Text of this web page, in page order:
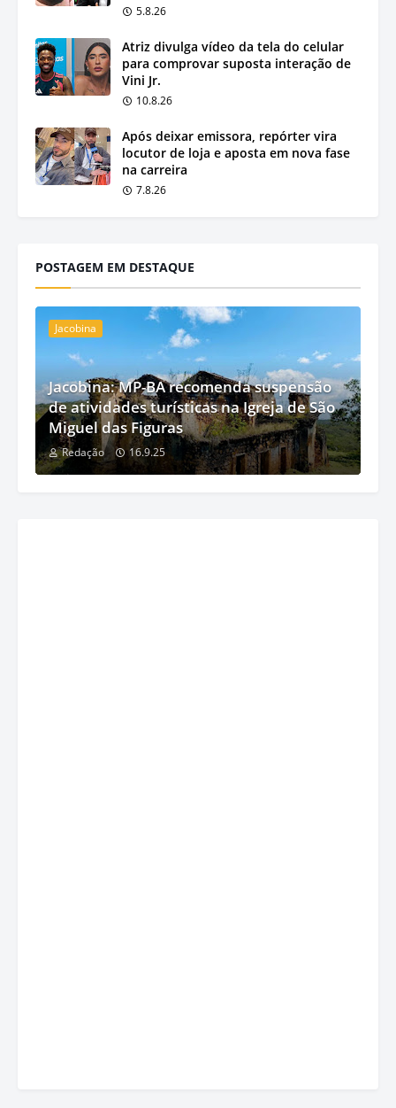
5.8.26
Atriz divulga vídeo da tela do celular
para comprovar suposta interação de
Vini Jr.
10.8.26
Após deixar emissora, repórter vira
locutor de loja e aposta em nova fase
na carreira
7.8.26
POSTAGEM EM DESTAQUE
Jacobina
Jacobina: MP-BA recomenda suspensão
de atividades turísticas na Igreja de São
Miguel das Figuras
Redação 16.9.25